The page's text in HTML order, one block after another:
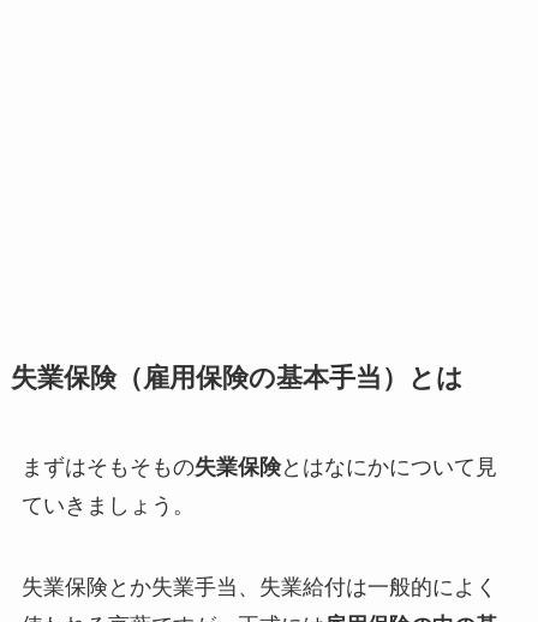
失業保険（雇用保険の基本手当）とは
まずはそもそもの失業保険とはなにかについて見
ていきましょう。
失業保険とか失業手当、失業給付は一般的によく